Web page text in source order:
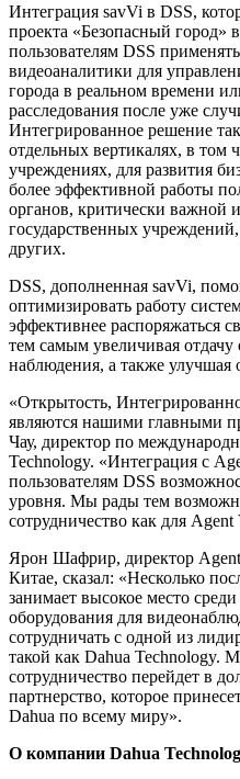
Интеграция savVi в DSS,
проекта «Безопасный город»
пользователям DSS
видеоаналитики для
города в реальном времени
расследования после уже
Интегрированное решение
отдельных вертикалях, в том
учреждениях, для развития
более эффективной работы
органов, критически важной
государственных
других.
DSS, дополненная savVi,
оптимизировать работу
эффективнее распоряжаться
тем самым увеличивая
наблюдения, а также улучшая
«Открытость,
являются нашими главными
Чау, директор по
Technology. «Интеграция с
пользователям DSS
уровня. Мы рады тем
сотрудничество как для
Ярон Шафрир, директор
Китае, сказал: «Несколько
занимает высокое место
оборудования для
сотрудничать с одной из
такой как Dahua Technology.
сотрудничество перейдет в
партнерство, которое
Dahua по всему миру».
О компании Dahua